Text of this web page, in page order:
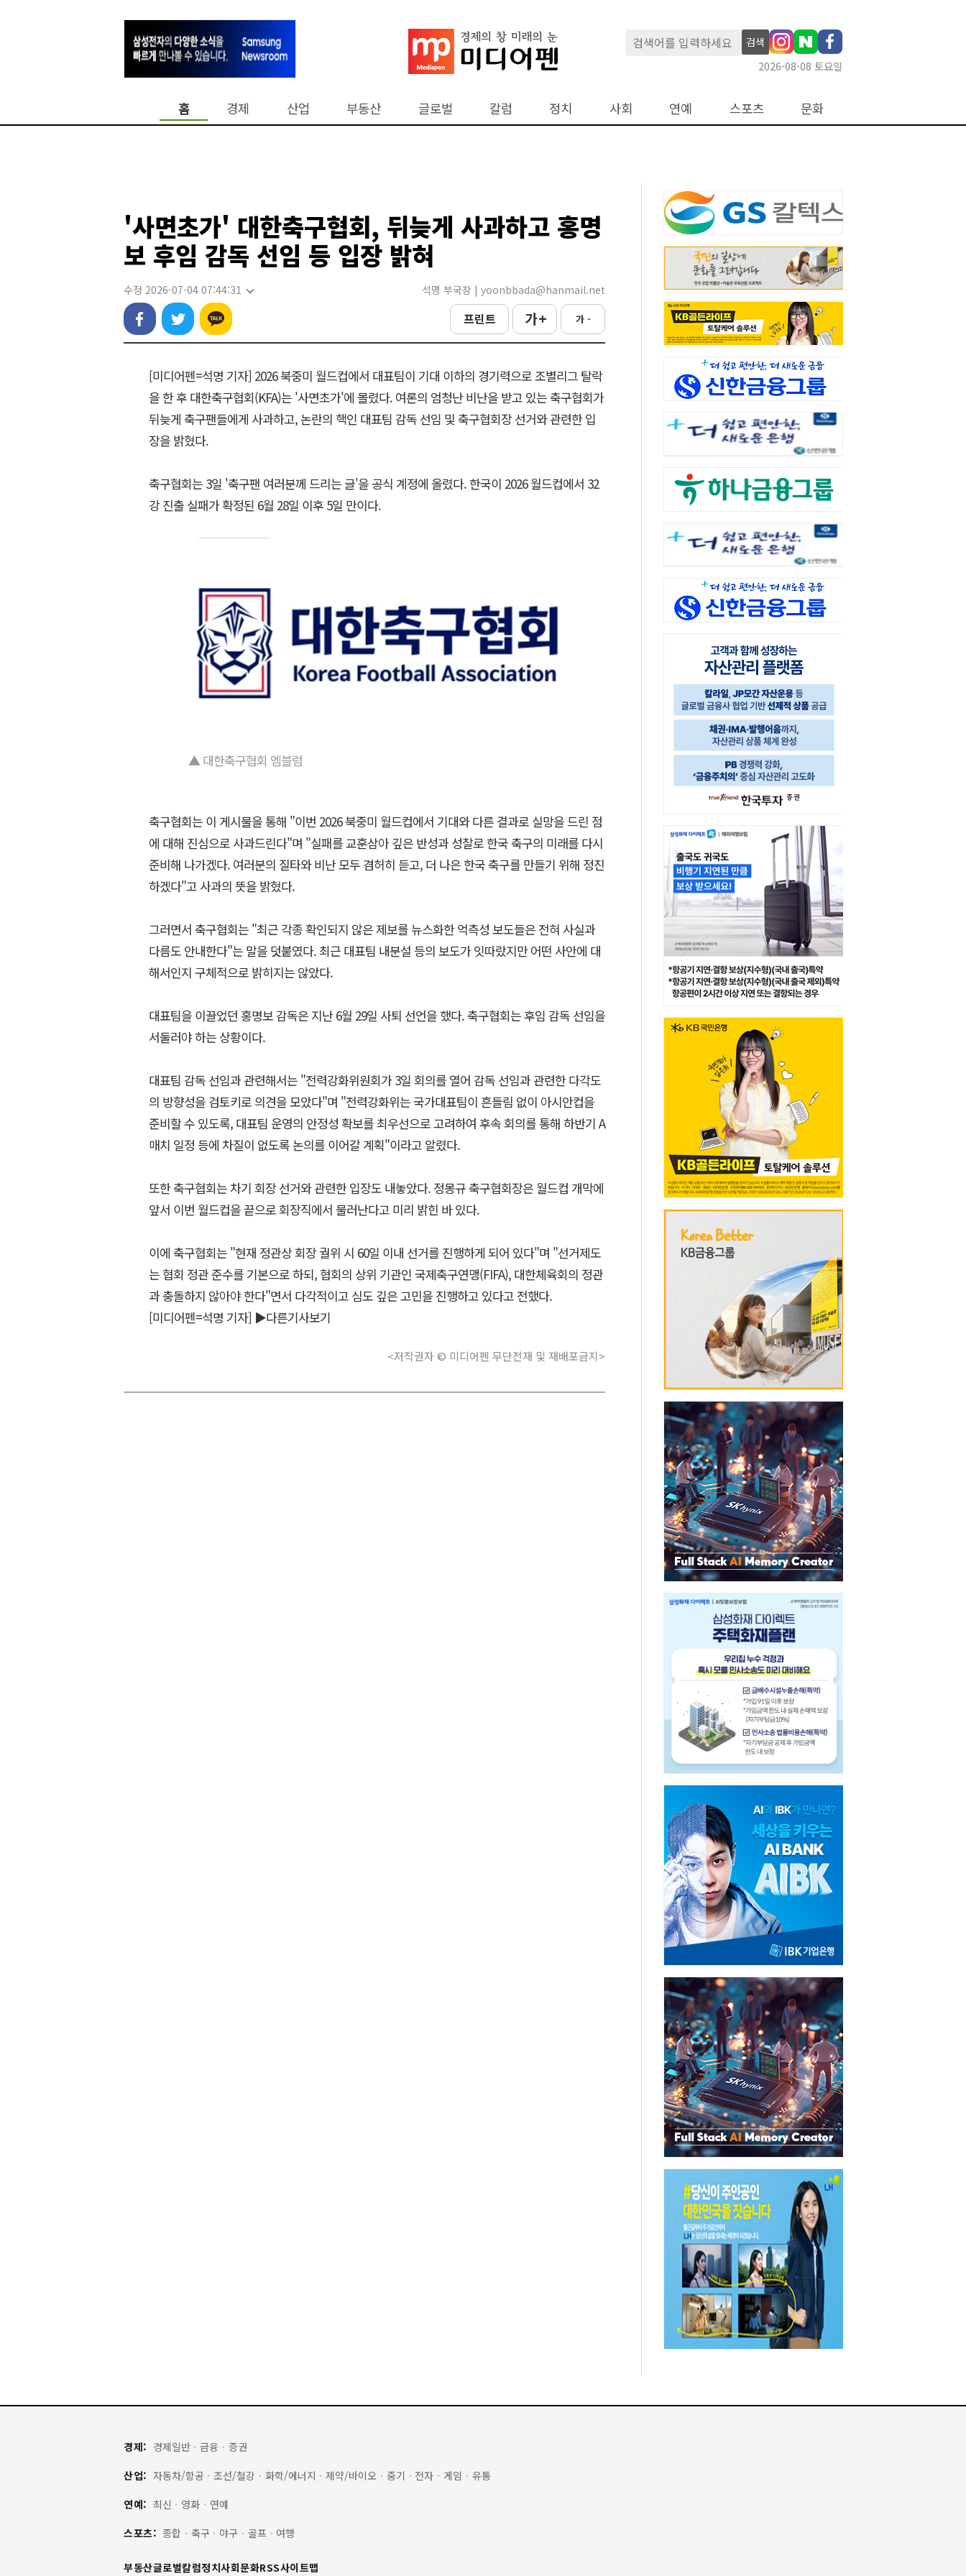
검색
2026-08-08 토요일
홈 경제 산업 부동산 글로벌 칼럼 정치 사회 연예 스포츠 문화
'사면초가' 대한축구협회, 뒤늦게 사과하고 홍명
보 후임 감독 선임 등 입장 밝혀
수정 2026-07-04 07:44:31 석명 부국장 | yoonbbada@hanmail.net
프린트 가 + 가 -
[미디어펜=석명 기자] 2026 북중미 월드컵에서 대표팀이 기대 이하의 경기력으로 조별리그 탈락
을 한 후 대한축구협회(KFA)는 '사면초가'에 몰렸다. 여론의 엄청난 비난을 받고 있는 축구협회가
뒤늦게 축구팬들에게 사과하고, 논란의 핵인 대표팀 감독 선임 및 축구협회장 선거와 관련한 입
장을 밝혔다.
축구협회는 3일 '축구팬 여러분께 드리는 글'을 공식 계정에 올렸다. 한국이 2026 월드컵에서 32
강 진출 실패가 확정된 6월 28일 이후 5일 만이다.
▲ 대한축구협회 엠블럼
축구협회는 이 게시물을 통해 "이번 2026 북중미 월드컵에서 기대와 다른 결과로 실망을 드린 점
에 대해 진심으로 사과드린다"며 "실패를 교훈삼아 깊은 반성과 성찰로 한국 축구의 미래를 다시
준비해 나가겠다. 여러분의 질타와 비난 모두 겸허히 듣고, 더 나은 한국 축구를 만들기 위해 정진
하겠다"고 사과의 뜻을 밝혔다.
그러면서 축구협회는 "최근 각종 확인되지 않은 제보를 뉴스화한 억측성 보도들은 전혀 사실과
다름도 안내한다"는 말을 덧붙였다. 최근 대표팀 내분설 등의 보도가 잇따랐지만 어떤 사안에 대
해서인지 구체적으로 밝히지는 않았다.
대표팀을 이끌었던 홍명보 감독은 지난 6월 29일 사퇴 선언을 했다. 축구협회는 후임 감독 선임을
서둘러야 하는 상황이다.
대표팀 감독 선임과 관련해서는 "전력강화위원회가 3일 회의를 열어 감독 선임과 관련한 다각도
의 방향성을 검토키로 의견을 모았다"며 "전력강화위는 국가대표팀이 흔들림 없이 아시안컵을
준비할 수 있도록, 대표팀 운영의 안정성 확보를 최우선으로 고려하여 후속 회의를 통해 하반기 A
매치 일정 등에 차질이 없도록 논의를 이어갈 계획"이라고 알렸다.
또한 축구협회는 차기 회장 선거와 관련한 입장도 내놓았다. 정몽규 축구협회장은 월드컵 개막에
앞서 이번 월드컵을 끝으로 회장직에서 물러난다고 미리 밝힌 바 있다.
이에 축구협회는 "현재 정관상 회장 궐위 시 60일 이내 선거를 진행하게 되어 있다"며 "선거제도
는 협회 정관 준수를 기본으로 하되, 협회의 상위 기관인 국제축구연맹(FIFA), 대한체육회의 정관
과 충돌하지 않아야 한다"면서 다각적이고 심도 깊은 고민을 진행하고 있다고 전했다.
[미디어펜=석명 기자] ▶다른기사보기
<저작권자 © 미디어펜 무단전재 및 재배포금지>
경제: 경제일반 · 금융 · 증권
산업: 자동차/항공 · 조선/철강 · 화학/에너지 · 제약/바이오 · 중기 · 전자 · 게임 · 유통
연예: 최신 · 영화 · 연예
스포츠: 종합 · 축구 · 야구 · 골프 · 여행
부동산글로벌칼럼정치사회문화RSS사이트맵